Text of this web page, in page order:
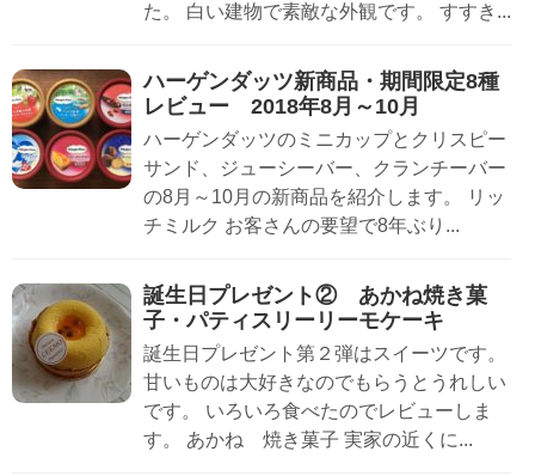
た。 白い建物で素敵な外観です。 すすき...
ハーゲンダッツ新商品・期間限定8種
レビュー 2018年8月～10月
ハーゲンダッツのミニカップとクリスピー
サンド、ジューシーバー、クランチーバー
の8月～10月の新商品を紹介します。 リッ
チミルク お客さんの要望で8年ぶり...
誕生日プレゼント② あかね焼き菓
子・パティスリーリーモケーキ
誕生日プレゼント第２弾はスイーツです。
甘いものは大好きなのでもらうとうれしい
です。 いろいろ食べたのでレビューしま
す。 あかね 焼き菓子 実家の近くに...